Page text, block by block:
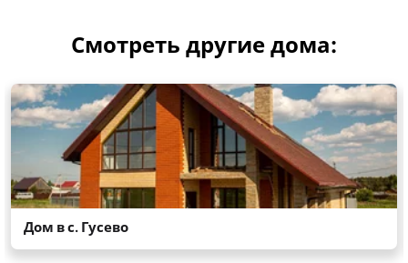
Смотреть другие дома: